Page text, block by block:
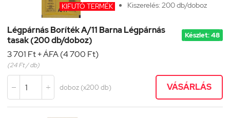
KIFUTÓ TERMÉK
Kiszerelés: 200 db/doboz
Légpárnás Boríték A/11 Barna Légpárnás
tasak (200 db/doboz)
Készlet: 48
3 701 Ft + ÁFA (4 700 Ft)
(24 Ft / db)
  doboz (x200 db) VÁSÁRLÁS